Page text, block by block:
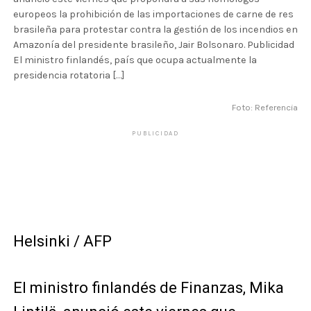
europeos la prohibición de las importaciones de carne de res
brasileña para protestar contra la gestión de los incendios en
Amazonía del presidente brasileño, Jair Bolsonaro. Publicidad
El ministro finlandés, país que ocupa actualmente la
presidencia rotatoria […]
Foto: Referencia
PUBLICIDAD
Helsinki / AFP
El ministro finlandés de Finanzas, Mika